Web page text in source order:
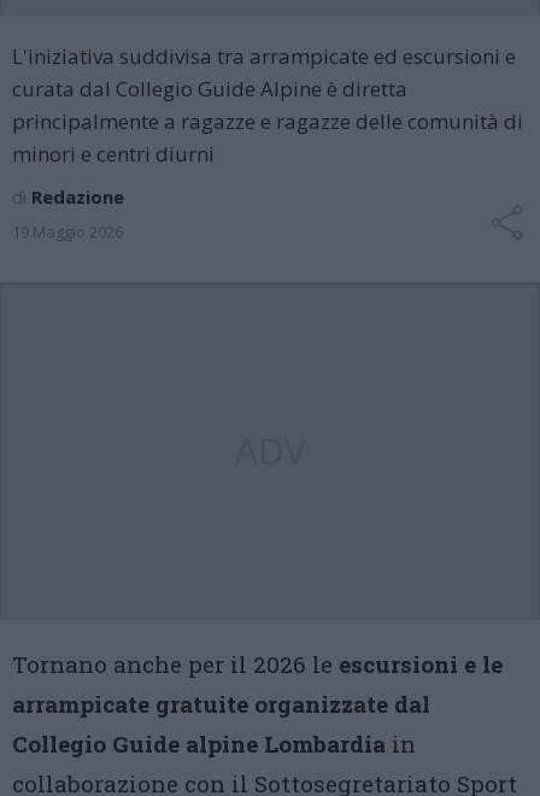
L'iniziativa suddivisa tra arrampicate ed escursioni e
curata dal Collegio Guide Alpine è diretta
principalmente a ragazze e ragazze delle comunità di
minori e centri diurni
di Redazione
19 Maggio 2026
Tornano anche per il 2026 le escursioni e le
arrampicate gratuite organizzate dal
Collegio Guide alpine Lombardia in
collaborazione con il Sottosegretariato Sport